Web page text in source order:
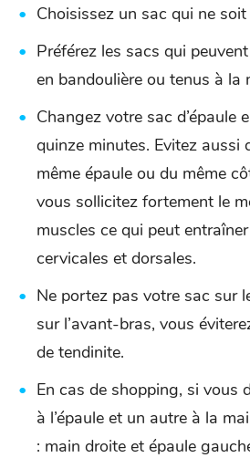
Choisissez un sac qui ne
Préférez les sacs qui
en bandoulière ou tenus à la
Changez votre sac d’épaule
quinze minutes. Evitez aussi
même épaule ou du même
vous sollicitez fortement le
muscles ce qui peut
cervicales et dorsales.
Ne portez pas votre sac sur
sur l’avant-bras, vous
de tendinite.
En cas de shopping, si vous
à l’épaule et un autre à la
: main droite et épaule